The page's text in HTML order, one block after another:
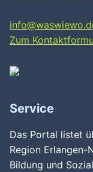
Zum
Service
Das Portal listet
Region Erlangen-
Bildung und